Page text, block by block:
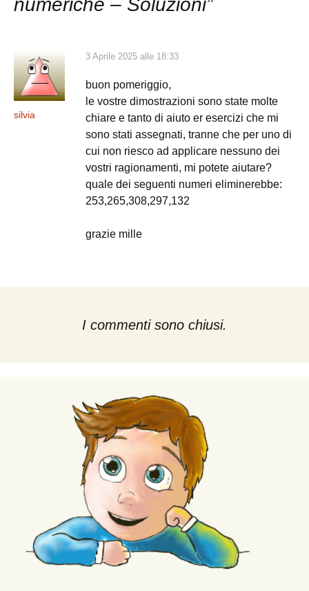
numeriche – Soluzioni”
silvia
3 Aprile 2025 alle 18:33
buon pomeriggio,
le vostre dimostrazioni sono state molte
chiare e tanto di aiuto er esercizi che mi
sono stati assegnati, tranne che per uno di
cui non riesco ad applicare nessuno dei
vostri ragionamenti, mi potete aiutare?
quale dei seguenti numeri eliminerebbe:
253,265,308,297,132
grazie mille
I commenti sono chiusi.